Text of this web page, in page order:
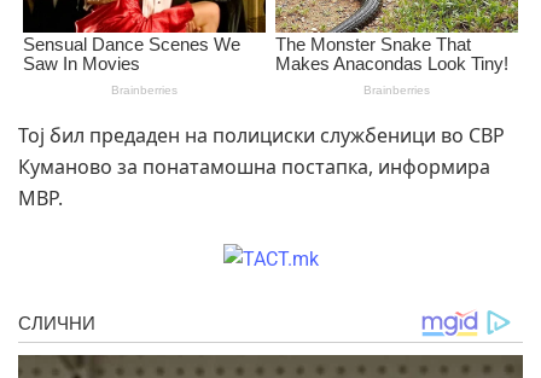
Тој бил предаден на полициски службеници во СВР
Куманово за понатамошна постапка, информира
МВР.